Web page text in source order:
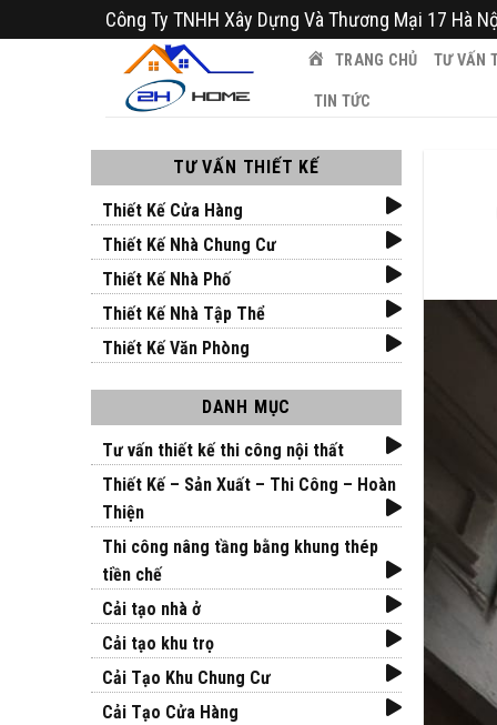
qua
Công Ty TNHH Xây Dựng Và Thương Mại 17 Hà
TRANG CHỦ TƯ VẤN
TIN TỨC
TƯ VẤN THIẾT KẾ
Thiết Kế Cửa Hàng
Thiết Kế Nhà Chung Cư
Thiết Kế Nhà Phố
Thiết Kế Nhà Tập Thể
Thiết Kế Văn Phòng
DANH MỤC
Tư vấn thiết kế thi công nội thất
Thiết Kế – Sản Xuất – Thi Công – Hoàn
Thiện
Thi công nâng tầng bằng khung thép
tiền chế
Cải tạo nhà ở
Cải tạo khu trọ
Cải Tạo Khu Chung Cư
Cải Tạo Cửa Hàng